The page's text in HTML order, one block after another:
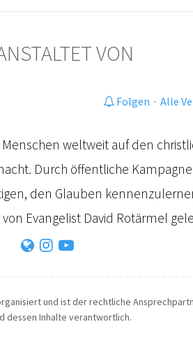
VON
Folgen · Alle
Menschen weltweit auf den
Durch öffentliche
den Glauben
Evangelist David Rotärmel
und ist der rechtliche
dessen Inhalte verantwortlich.